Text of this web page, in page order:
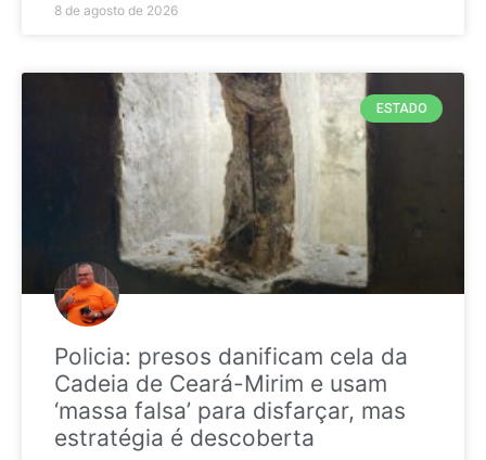
8 de agosto de 2026
ESTADO
Policia: presos danificam cela da
Cadeia de Ceará-Mirim e usam
‘massa falsa’ para disfarçar, mas
estratégia é descoberta